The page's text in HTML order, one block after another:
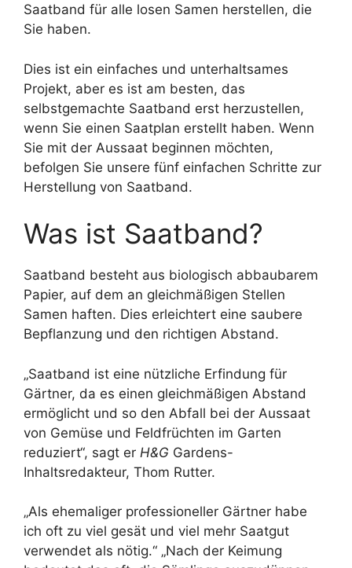
Saatband für alle losen Samen herstellen, die
Sie haben.
Dies ist ein einfaches und unterhaltsames
Projekt, aber es ist am besten, das
selbstgemachte Saatband erst herzustellen,
wenn Sie einen Saatplan erstellt haben. Wenn
Sie mit der Aussaat beginnen möchten,
befolgen Sie unsere fünf einfachen Schritte zur
Herstellung von Saatband.
Was ist Saatband?
Saatband besteht aus biologisch abbaubarem
Papier, auf dem an gleichmäßigen Stellen
Samen haften. Dies erleichtert eine saubere
Bepflanzung und den richtigen Abstand.
„Saatband ist eine nützliche Erfindung für
Gärtner, da es einen gleichmäßigen Abstand
ermöglicht und so den Abfall bei der Aussaat
von Gemüse und Feldfrüchten im Garten
reduziert“, sagt er H&G Gardens-
Inhaltsredakteur, Thom Rutter.
„Als ehemaliger professioneller Gärtner habe
ich oft zu viel gesät und viel mehr Saatgut
verwendet als nötig.“ „Nach der Keimung